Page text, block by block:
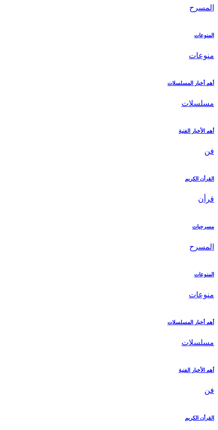
المسرح
المنوعات
منوعات
أهم أخبار المسلسلات
مسلسلات
أهم الأخبار الفنية
فن
القرأن الكريم
قرأن
مسرحيات
المسرح
المنوعات
منوعات
أهم أخبار المسلسلات
مسلسلات
أهم الأخبار الفنية
فن
القرأن الكريم